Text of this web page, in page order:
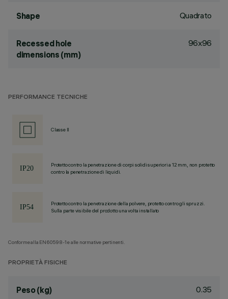
Shape Quadrato
Recessed hole
dimensions (mm)
96x96
PERFORMANCE TECNICHE
Classe II
Protetto contro la penetrazione di corpi solidi superiori a 12 mm, non protetto
contro la penetrazione di liquidi.
Protetto contro la penetrazione della polvere, protetto contro gli spruzzi.
Sulla parte visibile del prodotto una volta installato
Conforme alla EN60598-1 e alle normative pertinenti.
PROPRIETÀ FISICHE
Peso (kg) 0.35